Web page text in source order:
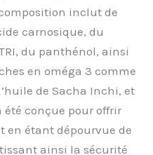
inclut de
carnosique, du
du panthénol, ainsi
en oméga 3 comme
de Sacha Inchi, et
été conçue pour offrir
en étant dépourvue de
ainsi la sécurité